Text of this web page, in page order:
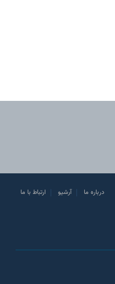
درباره ما آرشیو ارتباط با ما